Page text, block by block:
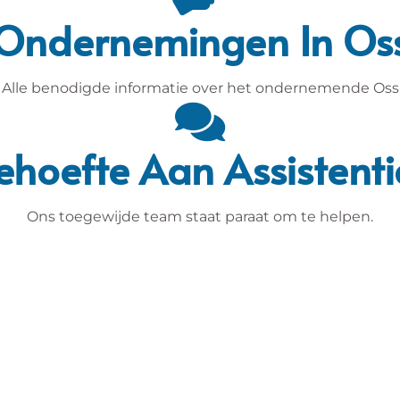
In
Alle benodigde informatie over het ondernemende Oss
Aan
Ons toegewijde team staat paraat om te helpen.